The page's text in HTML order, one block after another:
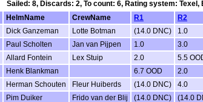
Sailed: 8, Discards: 2, To count: 6, Rating system:
HelmName CrewName R1 R2
Dick Ganzeman Lotte Botman (14.0 DNC) 1.0
Paul Scholten Jan van Pijpen 1.0 3.0
Allard Fontein Lex Stuip 2.0 5.5
Henk Blankman 6.7 OOD 2.0
Herman Schouten Fleur Huiberds (14.0 DNC) 4.0
Pim Duiker Frido van der Blij (14.0 DNC) (14.0